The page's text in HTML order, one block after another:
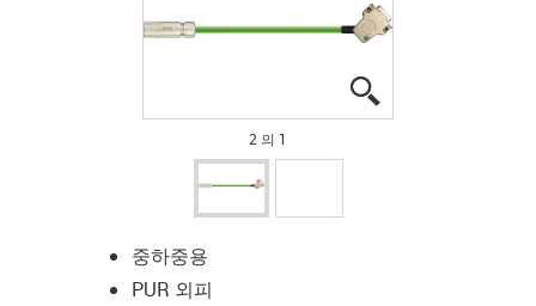
2 의 1
중하중용
PUR 외피